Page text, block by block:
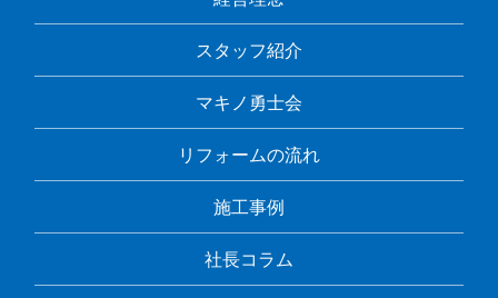
スタッフ紹介
マキノ勇士会
リフォームの流れ
施工事例
社長コラム